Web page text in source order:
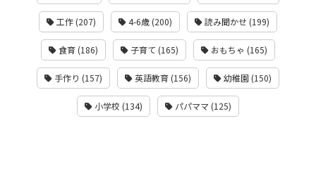
工作 (207) 4-6歳 (200) 読み聞かせ (199)
食育 (186) 子育て (165) おもちゃ (165)
手作り (157) 英語教育 (156) 幼稚園 (150)
小学校 (134) パパママ (125)